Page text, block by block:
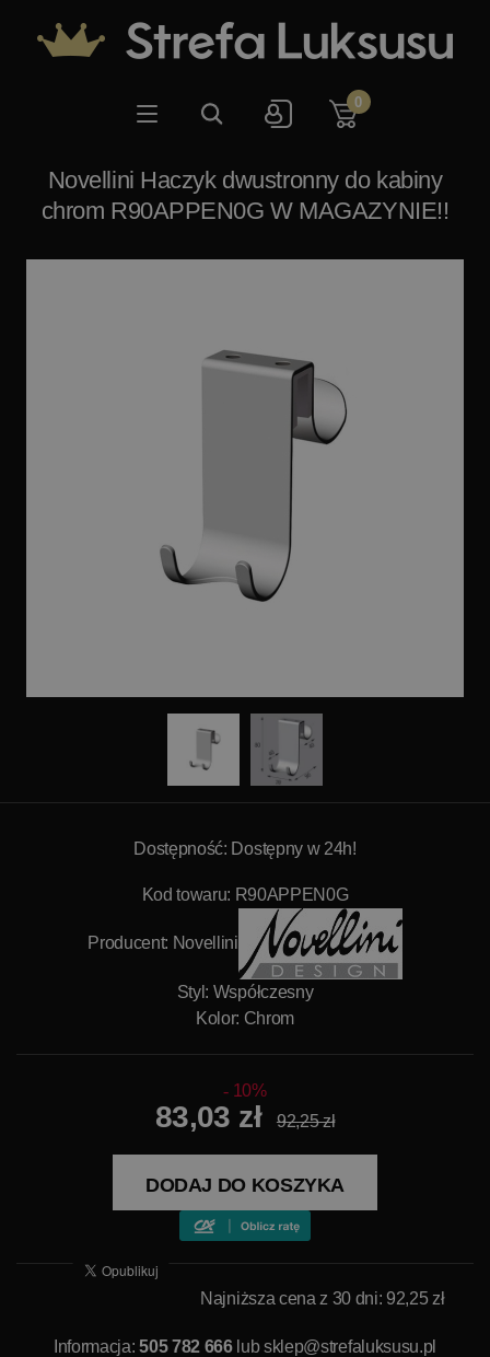
0
Novellini Haczyk dwustronny do kabiny
chrom R90APPEN0G W MAGAZYNIE!!
Dostępność: Dostępny w 24h!
Kod towaru: R90APPEN0G
Producent: Novellini
Styl: Współczesny
Kolor: Chrom
10%
83,03 zł 92,25 zł
DODAJ DO KOSZYKA
Najniższa cena z 30 dni: 92,25 zł
Informacja:505 782 666lubsklep@strefaluksusu.pl